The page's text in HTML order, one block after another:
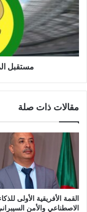
مستقبل
مقالات ذات صلة
القمة الأفريقية الأولى
الاصطناعي والأمن